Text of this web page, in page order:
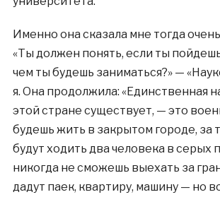
Именно она сказала мне тогда
«Ты должен понять, если ты
чем ты будешь заниматься?» —
я. Она продолжила: «Единственная
этой стране существует, — это
будешь жить в закрытом городе, за
будут ходить два человека в серых
никогда не сможешь выехать за
дадут паек, квартиру, машину — но